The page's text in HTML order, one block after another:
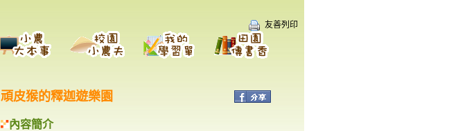
友善列印
頑皮猴的釋迦遊樂園
內容簡介